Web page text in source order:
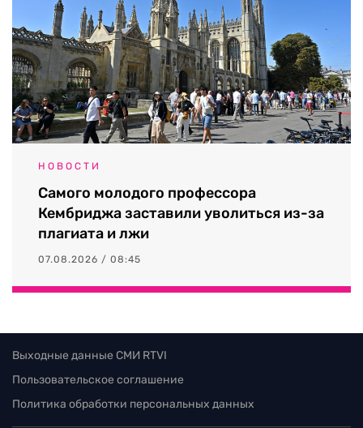
НОВОСТИ
Самого молодого профессора
Кембриджа заставили уволиться из-за
плагиата и лжи
07.08.2026 / 08:45
Выходные данные СМИ RTVI
Пользовательское соглашение
Политика обработки персональных данных